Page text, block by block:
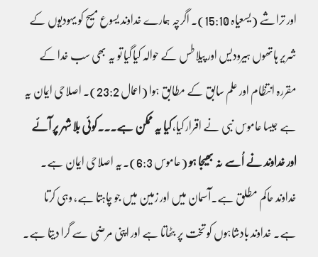
اور تراشے (یسعیاہ 15:10)۔ اگرچہ ہمارے خداوند یسوع مسیح کو یہودیوں کے
شریر ہاتھوں ہیرودیس اور پیلاطس کے حوالہ کیا گیا تو یہ بھی سب خدا کے
مقررہ انتظام اور علم سابق کے مطابق ہوا (اعمال 23:2)۔ اصلاحی ایمان یہ
ہے جیسا عاموس نبی نے اقرار کیا،کیا یہ ممکن ہے۔۔۔کوئی بلا شہر پر آئے
اور خداوند نے اُسے نہ بھیجا ہو (عاموس 6:3).یہ اصلاحی ایمان ہے۔
خداوند حاکم مطلق ہے۔آسمان میں اور زمین میں جو چاہتا ہے، وہی کرتا
ہے۔ خداوند بادشاہوں کو تخت پر بٹھاتا ہے اور اپنی مرضی سے گرا دیتا ہے۔